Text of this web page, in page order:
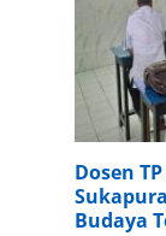
Dosen
Budaya